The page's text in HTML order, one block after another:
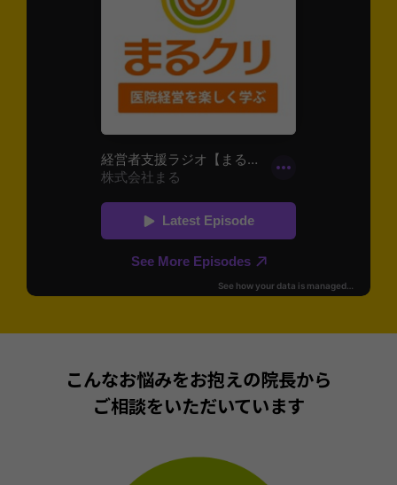
こんなお悩みをお抱えの院長から
ご相談をいただいています